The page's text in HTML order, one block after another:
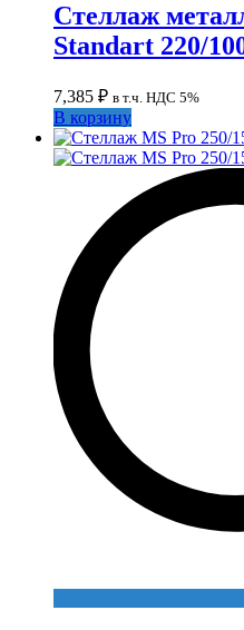
Стеллаж
Standart 220/
7,385 ₽ в т.ч. НДС 5%
В корзину